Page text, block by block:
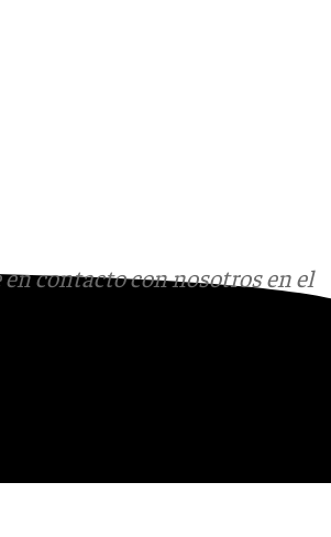
en contacto con nosotros en el